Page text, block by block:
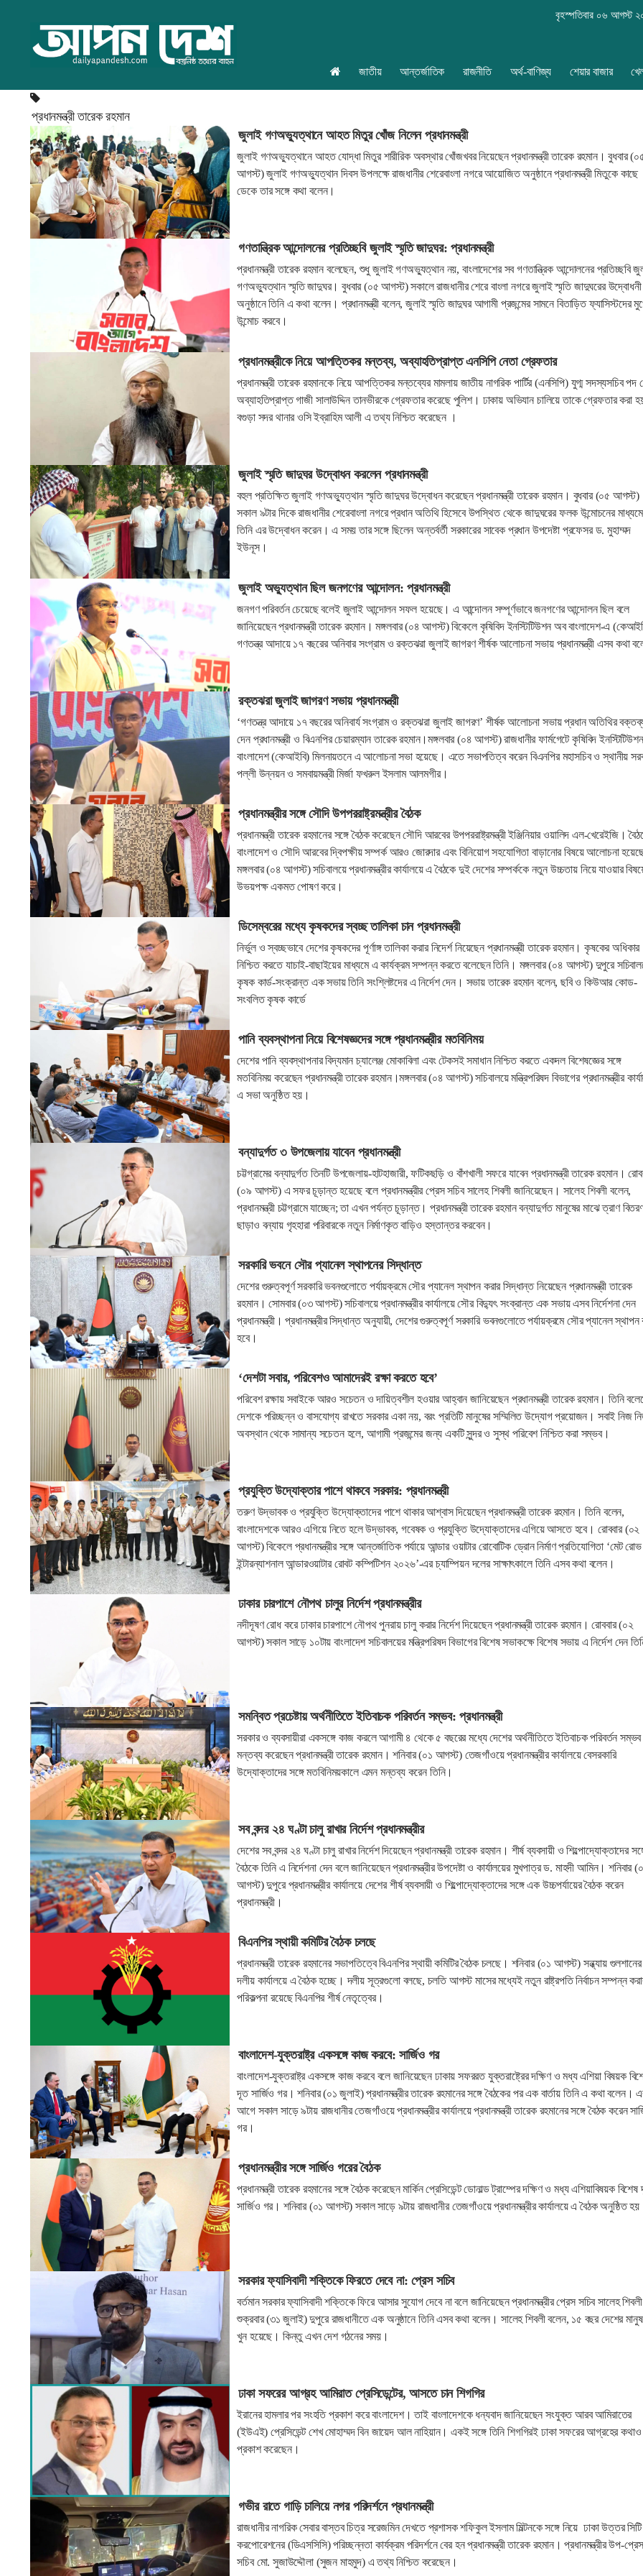
বৃহস্পতিবার ০৬ আগস্ট
জাতীয় আন্তর্জাতিক রাজনীতি অর্থ-বাণিজ্য শেয়ার বাজার
প্রধানমন্ত্রী তারেক রহমান
জুলাই গণঅভ্যুত্থানে আহত মিতুর খোঁজ নিলেন প্রধানমন্ত্রী
জুলাই গণঅভ্যুত্থানে আহত যোদ্ধা মিতুর শারীরিক অবস্থার খোঁজখবর নিয়েছেন প্রধানমন্ত্রী তারেক রহমান। বুধবার
আগস্ট) জুলাই গণঅভ্যুত্থান দিবস উপলক্ষে রাজধানীর শেরেবাংলা নগরে আয়োজিত অনুষ্ঠানে প্রধানমন্ত্রী মিতুকে কাছে
ডেকে তার সঙ্গে কথা বলেন।
গণতান্ত্রিক আন্দোলনের প্রতিচ্ছবি জুলাই স্মৃতি জাদুঘর: প্রধানমন্ত্রী
প্রধানমন্ত্রী তারেক রহমান বলেছেন, শুধু জুলাই গণঅভ্যুত্থান নয়, বাংলাদেশের সব গণতান্ত্রিক আন্দোলনের প্রতিচ্ছবি
গণঅভ্যুত্থান স্মৃতি জাদুঘর। বুধবার (০৫ আগস্ট) সকালে রাজধানীর শেরে বাংলা নগরে জুলাই স্মৃতি জাদুঘরের উদ্বোধনী
অনুষ্ঠানে তিনি এ কথা বলেন। প্রধানমন্ত্রী বলেন, জুলাই স্মৃতি জাদুঘর আগামী প্রজন্মের সামনে বিতাড়িত ফ্যাসিস্টদের
উন্মোচ করবে।
প্রধানমন্ত্রীকে নিয়ে আপত্তিকর মন্তব্য, অব্যাহতিপ্রাপ্ত এনসিপি নেতা গ্রেফতার
প্রধানমন্ত্রী তারেক রহমানকে নিয়ে আপত্তিকর মন্তব্যের মামলায় জাতীয় নাগরিক পার্টির (এনসিপি) যুগ্ম সদস্যসচিব পদ
অব্যাহতিপ্রাপ্ত গাজী সালাউদ্দিন তানভীরকে গ্রেফতার করেছে পুলিশ। ঢাকায় অভিযান চালিয়ে তাকে গ্রেফতার করা
বগুড়া সদর থানার ওসি ইব্রাহিম আলী এ তথ্য নিশ্চিত করেছেন ।
জুলাই স্মৃতি জাদুঘর উদ্বোধন করলেন প্রধানমন্ত্রী
বহুল প্রতিক্ষিত জুলাই গণঅভ্যুত্থান স্মৃতি জাদুঘর উদ্বোধন করেছেন প্রধানমন্ত্রী তারেক রহমান। বুধবার (০৫ আগস্ট)
সকাল ৯টার দিকে রাজধানীর শেরেবাংলা নগরে প্রধান অতিথি হিসেবে উপস্থিত থেকে জাদুঘরের ফলক উন্মোচনের মাধ্যমে
তিনি এর উদ্বোধন করেন। এ সময় তার সঙ্গে ছিলেন অন্তর্বর্তী সরকারের সাবেক প্রধান উপদেষ্টা প্রফেসর ড. মুহাম্মদ
ইউনূস।
জুলাই অভ্যুত্থান ছিল জনগণের আন্দোলন: প্রধানমন্ত্রী
জনগণ পরিবর্তন চেয়েছে বলেই জুলাই আন্দোলন সফল হয়েছে। এ আন্দোলন সম্পূর্ণভাবে জনগণের আন্দোলন ছিল বলে
জানিয়েছেন প্রধানমন্ত্রী তারেক রহমান। মঙ্গলবার (০৪ আগস্ট) বিকেলে কৃষিবিদ ইনস্টিটিউশন অব বাংলাদেশ-এ
গণতন্ত্র আদায়ে ১৭ বছরের অনিবার সংগ্রাম ও রক্তঝরা জুলাই জাগরণ শীর্ষক আলোচনা সভায় প্রধানমন্ত্রী এসব কথা
রক্তঝরা জুলাই জাগরণ সভায় প্রধানমন্ত্রী
‘গণতন্ত্র আদায়ে ১৭ বছরের অনিবার্য সংগ্রাম ও রক্তঝরা জুলাই জাগরণ’ শীর্ষক আলোচনা সভায় প্রধান অতিথির
দেন প্রধানমন্ত্রী ও বিএনপির চেয়ারম্যান তারেক রহমান।মঙ্গলবার (০৪ আগস্ট) রাজধানীর ফার্মগেটে কৃষিবিদ ইনস্টিটিউশন
বাংলাদেশ (কেআইবি) মিলনায়তনে এ আলোচনা সভা হয়েছে। এতে সভাপতিত্ব করেন বিএনপির মহাসচিব ও স্থানীয়
পল্লী উন্নয়ন ও সমবায়মন্ত্রী মির্জা ফখরুল ইসলাম আলমগীর।
প্রধানমন্ত্রীর সঙ্গে সৌদি উপপররাষ্ট্রমন্ত্রীর বৈঠক
প্রধানমন্ত্রী তারেক রহমানের সঙ্গে বৈঠক করেছেন সৌদি আরবের উপপররাষ্ট্রমন্ত্রী ইঞ্জিনিয়ার ওয়ালিদ এল-খেরেইজি।
বাংলাদেশ ও সৌদি আরবের দ্বিপক্ষীয় সম্পর্ক আরও জোরদার এবং বিনিয়োগ সহযোগিতা বাড়ানোর বিষয়ে আলোচনা
মঙ্গলবার (০৪ আগস্ট) সচিবালয়ে প্রধানমন্ত্রীর কার্যালয়ে এ বৈঠকে দুই দেশের সম্পর্ককে নতুন উচ্চতায় নিয়ে যাওয়ার
উভয়পক্ষ একমত পোষণ করে।
ডিসেম্বরের মধ্যে কৃষকদের স্বচ্ছ তালিকা চান প্রধানমন্ত্রী
নির্ভুল ও স্বচ্ছভাবে দেশের কৃষকদের পূর্ণাঙ্গ তালিকা করার নিদের্শ নিয়েছেন প্রধানমন্ত্রী তারেক রহমান। কৃষকের অধিকার
নিশ্চিত করতে যাচাই-বাছাইয়ের মাধ্যমে এ কার্যক্রম সম্পন্ন করতে বলেছেন তিনি। মঙ্গলবার (০৪ আগস্ট) দুপুরে
কৃষক কার্ড-সংক্রান্ত এক সভায় তিনি সংশ্লিষ্টদের এ নির্দেশ দেন। সভায় তারেক রহমান বলেন, ছবি ও কিউআর কোড-
সংবলিত কৃষক কার্ডে
পানি ব্যবস্থাপনা নিয়ে বিশেষজ্ঞদের সঙ্গে প্রধানমন্ত্রীর মতবিনিময়
দেশের পানি ব্যবস্থাপনার বিদ্যমান চ্যালেঞ্জ মোকাবিলা এবং টেকসই সমাধান নিশ্চিত করতে একদল বিশেষজ্ঞের সঙ্গে
মতবিনিময় করেছেন প্রধানমন্ত্রী তারেক রহমান।মঙ্গলবার (০৪ আগস্ট) সচিবালয়ে মন্ত্রিপরিষদ বিভাগের প্রধানমন্ত্রীর
এ সভা অনুষ্ঠিত হয়।
বন্যাদুর্গত ৩ উপজেলায় যাবেন প্রধানমন্ত্রী
চট্টগ্রামের বন্যাদুর্গত তিনটি উপজেলায়-হাটহাজারী, ফটিকছড়ি ও বাঁশখালী সফরে যাবেন প্রধানমন্ত্রী তারেক রহমান।
(০৯ আগস্ট) এ সফর চূড়ান্ত হয়েছে বলে প্রধানমন্ত্রীর প্রেস সচিব সালেহ শিবলী জানিয়েছেন। সালেহ শিবলী বলেন,
প্রধানমন্ত্রী চট্টগ্রামে যাচ্ছেন; তা এখন পর্যন্ত চূড়ান্ত। প্রধানমন্ত্রী তারেক রহমান বন্যাদুর্গত মানুষের মাঝে ত্রাণ
ছাড়াও বন্যায় গৃহহারা পরিবারকে নতুন নির্মাণকৃত বাড়িও হস্তান্তর করবেন।
সরকারি ভবনে সৌর প্যানেল স্থাপনের সিদ্ধান্ত
দেশের গুরুত্বপূর্ণ সরকারি ভবনগুলোতে পর্যায়ক্রমে সৌর প্যানেল স্থাপন করার সিদ্ধান্ত নিয়েছেন প্রধানমন্ত্রী তারেক
রহমান। সোমবার (০৩ আগস্ট) সচিবালয়ে প্রধানমন্ত্রীর কার্যালয়ে সৌর বিদ্যুৎ সংক্রান্ত এক সভায় এসব নির্দেশনা দেন
প্রধানমন্ত্রী। প্রধানমন্ত্রীর সিদ্ধান্ত অনুযায়ী, দেশের গুরুত্বপূর্ণ সরকারি ভবনগুলোতে পর্যায়ক্রমে সৌর প্যানেল স্থাপন
হবে।
‘দেশটা সবার, পরিবেশও আমাদেরই রক্ষা করতে হবে’
পরিবেশ রক্ষায় সবাইকে আরও সচেতন ও দায়িত্বশীল হওয়ার আহ্বান জানিয়েছেন প্রধানমন্ত্রী তারেক রহমান। তিনি
দেশকে পরিচ্ছন্ন ও বাসযোগ্য রাখতে সরকার একা নয়, বরং প্রতিটি মানুষের সম্মিলিত উদ্যোগ প্রয়োজন। সবাই নিজ
অবস্থান থেকে সামান্য সচেতন হলে, আগামী প্রজন্মের জন্য একটি সুন্দর ও সুস্থ পরিবেশ নিশ্চিত করা সম্ভব।
প্রযুক্তি উদ্যোক্তার পাশে থাকবে সরকার: প্রধানমন্ত্রী
তরুণ উদ্ভাবক ও প্রযুক্তি উদ্যোক্তাদের পাশে থাকার আশ্বাস দিয়েছেন প্রধানমন্ত্রী তারেক রহমান। তিনি বলেন,
বাংলাদেশকে আরও এগিয়ে নিতে হলে উদ্ভাবক, গবেষক ও প্রযুক্তি উদ্যোক্তাদের এগিয়ে আসতে হবে। রোববার (০২
আগস্ট) বিকেলে প্রধানমন্ত্রীর সঙ্গে আন্তর্জাতিক পর্যায়ে আন্ডার ওয়াটার রোবোটিক ড্রোন নির্মাণ প্রতিযোগিতা ‘মেট রোভ
ইন্টারন্যাশনাল আন্ডারওয়াটার রোবট কম্পিটিশন ২০২৬’-এর চ্যাম্পিয়ন দলের সাক্ষাৎকালে তিনি এসব কথা বলেন।
ঢাকার চারপাশে নৌপথ চালুর নির্দেশ প্রধানমন্ত্রীর
নদীদূষণ রোধ করে ঢাকার চারপাশে নৌপথ পুনরায় চালু করার নির্দেশ দিয়েছেন প্রধানমন্ত্রী তারেক রহমান। রোববার (০২
আগস্ট) সকাল সাড়ে ১০টায় বাংলাদেশ সচিবালয়ের মন্ত্রিপরিষদ বিভাগের বিশেষ সভাকক্ষে বিশেষ সভায় এ নির্দেশ দেন
সমন্বিত প্রচেষ্টায় অর্থনীতিতে ইতিবাচক পরিবর্তন সম্ভব: প্রধানমন্ত্রী
সরকার ও ব্যবসায়ীরা একসঙ্গে কাজ করলে আগামী ৪ থেকে ৫ বছরের মধ্যে দেশের অর্থনীতিতে ইতিবাচক পরিবর্তন
মন্তব্য করেছেন প্রধানমন্ত্রী তারেক রহমান। শনিবার (০১ আগস্ট) তেজগাঁওয়ে প্রধানমন্ত্রীর কার্যালয়ে বেসরকারি
উদ্যোক্তাদের সঙ্গে মতবিনিময়কালে এমন মন্তব্য করেন তিনি।
সব বন্দর ২৪ ঘণ্টা চালু রাখার নির্দেশ প্রধানমন্ত্রীর
দেশের সব বন্দর ২৪ ঘণ্টা চালু রাখার নির্দেশ দিয়েছেন প্রধানমন্ত্রী তারেক রহমান। শীর্ষ ব্যবসায়ী ও শিল্পোদ্যোক্তাদের
বৈঠকে তিনি এ নির্দেশনা দেন বলে জানিয়েছেন প্রধানমন্ত্রীর উপদেষ্টা ও কার্যালয়ের মুখপাত্র ড. মাহদী আমিন। শনিবার
আগস্ট) দুপুরে প্রধানমন্ত্রীর কার্যালয়ে দেশের শীর্ষ ব্যবসায়ী ও শিল্পোদ্যোক্তাদের সঙ্গে এক উচ্চপর্যায়ের বৈঠক করেন
প্রধানমন্ত্রী।
বিএনপির স্থায়ী কমিটির বৈঠক চলছে
প্রধানমন্ত্রী তারেক রহমানের সভাপতিত্বে বিএনপির স্থায়ী কমিটির বৈঠক চলছে। শনিবার (০১ আগস্ট) সন্ধ্যায় গুলশানের
দলীয় কার্যালয়ে এ বৈঠক হচ্ছে। দলীয় সূত্রগুলো বলছে, চলতি আগস্ট মাসের মধ্যেই নতুন রাষ্ট্রপতি নির্বাচন সম্পন্ন
পরিকল্পনা রয়েছে বিএনপির শীর্ষ নেতৃত্বের।
বাংলাদেশ-যুক্তরাষ্ট্র একসঙ্গে কাজ করবে: সার্জিও গর
বাংলাদেশ-যুক্তরাষ্ট্র একসঙ্গে কাজ করবে বলে জানিয়েছেন ঢাকায় সফররত যুক্তরাষ্ট্রের দক্ষিণ ও মধ্য এশিয়া বিষয়ক
দূত সার্জিও গর। শনিবার (০১ জুলাই) প্রধানমন্ত্রীর তারেক রহমানের সঙ্গে বৈঠকের পর এক বার্তায় তিনি এ কথা বলেন।
আগে সকাল সাড়ে ৯টায় রাজধানীর তেজগাঁওয়ে প্রধানমন্ত্রীর কার্যালয়ে প্রধানমন্ত্রী তারেক রহমানের সঙ্গে বৈঠক করেন
গর।
প্রধানমন্ত্রীর সঙ্গে সার্জিও গরের বৈঠক
প্রধানমন্ত্রী তারেক রহমানের সঙ্গে বৈঠক করেছেন মার্কিন প্রেসিডেন্ট ডোনাল্ড ট্রাম্পের দক্ষিণ ও মধ্য এশিয়াবিষয়ক
সার্জিও গর। শনিবার (০১ আগস্ট) সকাল সাড়ে ৯টায় রাজধানীর তেজগাঁওয়ে প্রধানমন্ত্রীর কার্যালয়ে এ বৈঠক অনুষ্ঠিত
সরকার ফ্যাসিবাদী শক্তিকে ফিরতে দেবে না: প্রেস সচিব
বর্তমান সরকার ফ্যাসিবাদী শক্তিকে ফিরে আসার সুযোগ দেবে না বলে জানিয়েছেন প্রধানমন্ত্রীর প্রেস সচিব সালেহ
শুক্রবার (৩১ জুলাই) দুপুরে রাজধানীতে এক অনুষ্ঠানে তিনি এসব কথা বলেন। সালেহ শিবলী বলেন, ১৫ বছর দেশের
খুন হয়েছে। কিন্তু এখন দেশ গঠনের সময়।
ঢাকা সফরের আগ্রহ আমিরাত প্রেসিডেন্টের, আসতে চান শিগগির
ইরানের হামলার পর সংহতি প্রকাশ করে বাংলাদেশ। তাই বাংলাদেশকে ধন্যবাদ জানিয়েছেন সংযুক্ত আরব আমিরাতের
(ইউএই) প্রেসিডেন্ট শেখ মোহাম্মদ বিন জায়েদ আল নাহিয়ান। একই সঙ্গে তিনি শিগগিরই ঢাকা সফরের আগ্রহের কথাও
প্রকাশ করেছেন।
গভীর রাতে গাড়ি চালিয়ে নগর পরিদর্শনে প্রধানমন্ত্রী
রাজধানীর নাগরিক সেবার বাস্তব চিত্র সরেজমিন দেখতে প্রশাসক শফিকুল ইসলাম মিল্টনকে সঙ্গে নিয়ে ঢাকা উত্তর সিটি
করপোরেশনের (ডিএসসিসি) পরিচ্ছন্নতা কার্যক্রম পরিদর্শনে বের হন প্রধানমন্ত্রী তারেক রহমান। প্রধানমন্ত্রীর উপ-প্রেস
সচিব মো. সুজাউদ্দৌলা (সুজন মাহমুদ) এ তথ্য নিশ্চিত করেছেন।